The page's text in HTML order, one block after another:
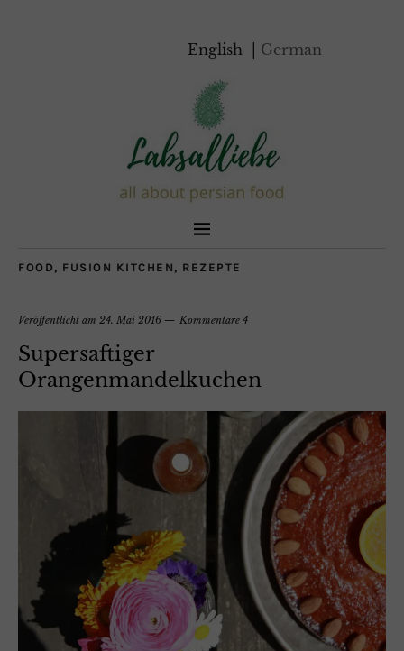
English German
FOOD , FUSION KITCHEN , REZEPTE
Veröffentlicht am 24. Mai 2016 Kommentare 4
Supersaftiger
Orangenmandelkuchen